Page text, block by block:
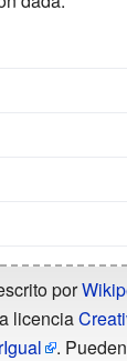
por
licencia
.